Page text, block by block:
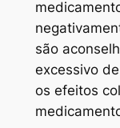
são
excessivo
os efeitos